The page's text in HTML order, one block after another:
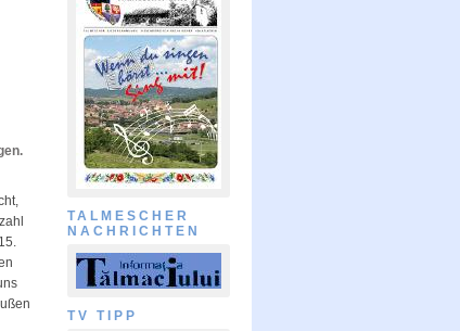
TALMESCHER
NACHRICHTEN
TV TIPP